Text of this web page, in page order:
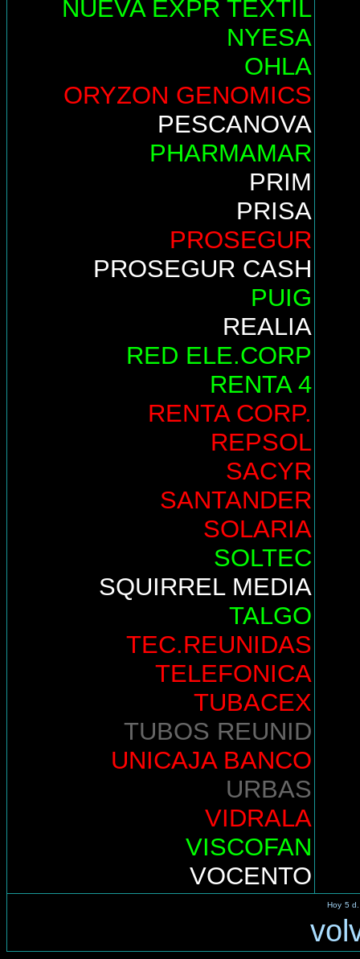
NUEVA EXPR TEXTIL
NYESA
OHLA
ORYZON GENOMICS
PESCANOVA
PHARMAMAR
PRIM
PRISA
PROSEGUR
PROSEGUR CASH
PUIG
REALIA
RED ELE.CORP
RENTA 4
RENTA CORP.
REPSOL
SACYR
SANTANDER
SOLARIA
SOLTEC
SQUIRREL MEDIA
TALGO
TEC.REUNIDAS
TELEFONICA
TUBACEX
TUBOS REUNID
UNICAJA BANCO
URBAS
VIDRALA
VISCOFAN
VOCENTO
Hoy 5 d.